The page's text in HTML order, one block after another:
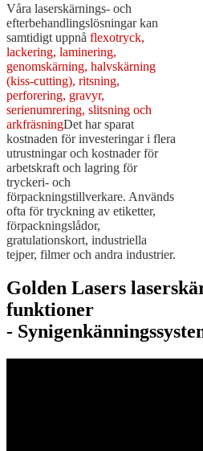
Våra laserskärnings- och
efterbehandlingslösningar kan
samtidigt uppnå flexotryck,
lackering, laminering,
genomskärning, halvskärning
(kiss-cutting), ritsning,
perforering, gravyr,
serienumrering, slitsning och
arkfräsningDet har sparat
kostnaden för investeringar i flera
utrustningar och kostnader för
arbetskraft och lagring för
tryckeri- och
förpackningstillverkare. Används
ofta för tryckning av etiketter,
förpackningslådor,
gratulationskort, industriella
tejper, filmer och andra industrier.
Golden Lasers
funktioner
-